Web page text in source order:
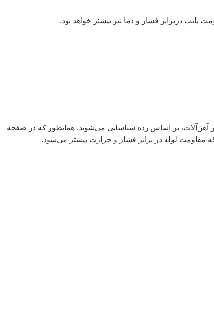
آهن‌آلات، بر اساس رده شناسایی می‌شوند. همانطور که در صفحه